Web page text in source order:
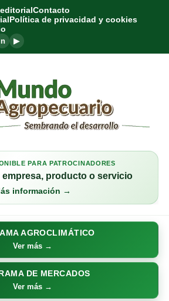
Contacto
Política de privacidad y cookies
▶
PARA PATROCINADORES
empresa, producto o servicio
información →
AGROCLIMÁTICO
Ver más →
DE MERCADOS
Ver más →